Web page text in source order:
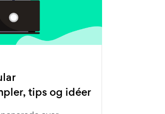
tips og idéer